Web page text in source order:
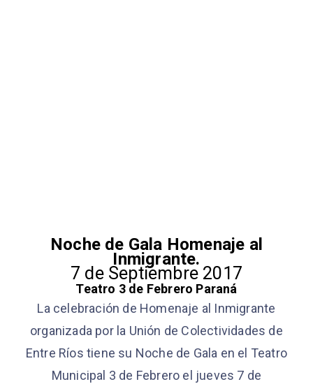
Noche de Gala Homenaje al
Inmigrante.
7 de Septiembre 2017
Teatro 3 de Febrero Paraná
La celebración de Homenaje al Inmigrante
organizada por la Unión de Colectividades de
Entre Ríos tiene su Noche de Gala en el Teatro
Municipal 3 de Febrero el jueves 7 de